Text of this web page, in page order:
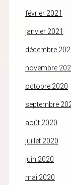
février 2021
janvier 2021
décembre
novembre
octobre 2020
septembre
août 2020
juillet 2020
juin 2020
mai 2020